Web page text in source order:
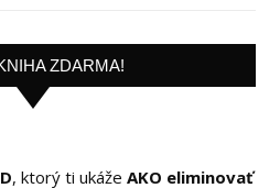
ZDARMA!
, ktorý ti ukážeAKO eliminovať